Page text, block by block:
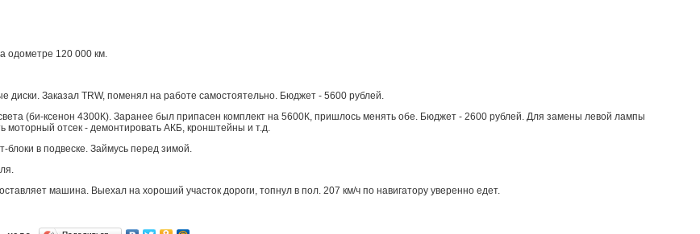
одометре 120 000 км.
диски. Заказал TRW, поменял на работе самостоятельно. Бюджет - 5600 рублей.
(би-ксенон 4300К). Заранее был припасен комплект на 5600К, пришлось менять обе. Бюджет - 2600 рублей. Для замены левой лампы
моторный отсек - демонтировать АКБ, кронштейны и т.д.
блоки в подвеске. Займусь перед зимой.
машина. Выехал на хороший участок дороги, топнул в пол. 207 км/ч по навигатору уверенно едет.